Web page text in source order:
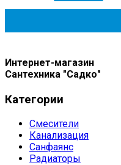
Интернет-магазин
Сантехника "Садко"
Категории
Смесители
Канализация
Санфаянс
Радиаторы